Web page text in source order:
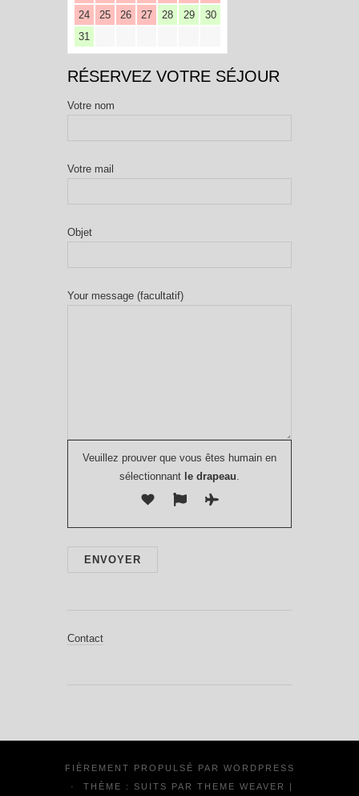
24
25 26 27 28 29
30
31
RÉSERVEZ VOTRE SÉJOUR
Votre nom
Votre mail
Objet
Your message (facultatif)
Veuillez prouver que vous êtes humain en
sélectionnant le drapeau.
Contact
FIÈREMENT PROPULSÉ PAR WORDPRESS
·
THÈME : SUITS PAR THEME WEAVER |